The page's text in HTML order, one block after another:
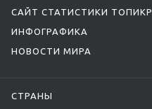
САЙТ СТАТИСТИКИ
ИНФОГРАФИКА
НОВОСТИ МИРА
СТРАНЫ